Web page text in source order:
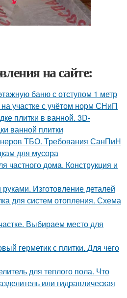
на сайте:
баню с отступом 1 метр
участке с учётом норм СНиП
плитки в ванной. 3D-
ванной плитки
ТБО. Требования СанПиН
для мусора
частного дома. Конструкция и
Изготовление деталей
для систем отопления. Схема
Выбираем место для
герметик с плитки. Для чего
для теплого пола. Что
или гидравлическая